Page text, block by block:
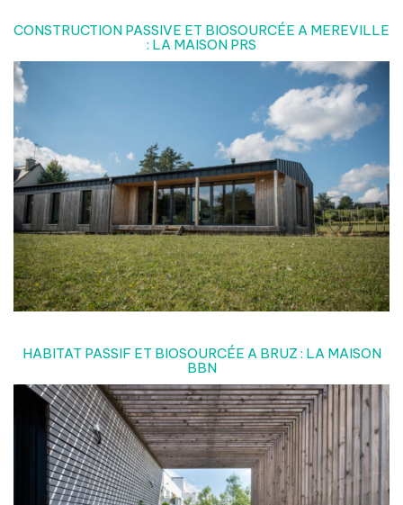
CONSTRUCTION PASSIVE ET BIOSOURCÉE A MEREVILLE
: LA MAISON PRS
HABITAT PASSIF ET BIOSOURCÉE A BRUZ : LA MAISON
BBN